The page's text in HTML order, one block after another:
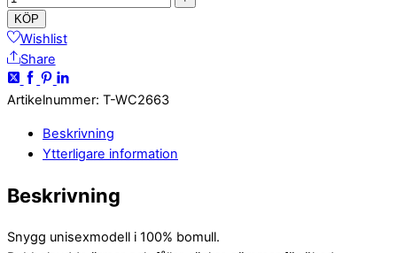
KÖP
Wishlist
Share
Artikelnummer: T-WC2663
Beskrivning
Ytterligare information
Beskrivning
Snygg unisexmodell i 100% bomull.